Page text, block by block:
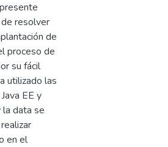
resolver
de
proceso de
su fácil
utilizado las
EE y
la data se
en el